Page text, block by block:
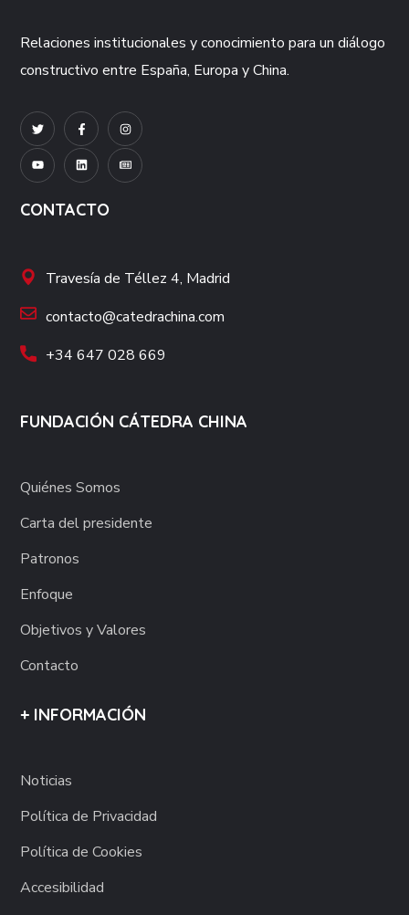
Relaciones institucionales y conocimiento para un diálogo
constructivo entre España, Europa y China.
CONTACTO
Travesía de Téllez 4, Madrid
contacto@catedrachina.com
+34 647 028 669
FUNDACIÓN CÁTEDRA CHINA
Quiénes Somos
Carta del presidente
Patronos
Enfoque
Objetivos y Valores
Contacto
+ INFORMACIÓN
Noticias
Política de Privacidad
Política de Cookies
Accesibilidad